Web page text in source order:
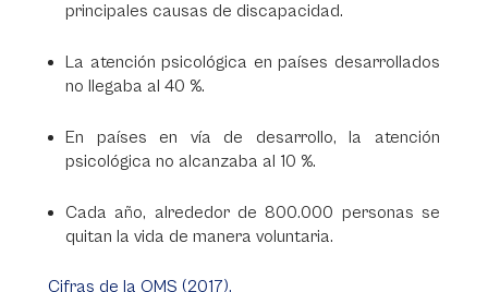
principales causas de discapacidad.
La atención psicológica en países desarrollados
no llegaba al 40 %.
En países en vía de desarrollo, la atención
psicológica no alcanzaba al 10 %.
Cada año, alrededor de 800.000 personas se
quitan la vida de manera voluntaria.
Cifras de la OMS (2017).